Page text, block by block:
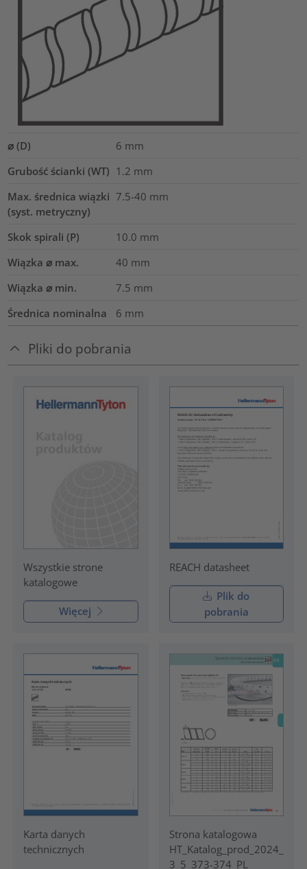
⌀ (D) 6 mm
Grubość ścianki (WT) 1.2 mm
Max. średnica wiązki
(syst. metryczny)
7.5-40 mm
Skok spirali (P) 10.0 mm
Wiązka ⌀ max.
40 mm
Wiązka ⌀ min.
7.5 mm
Średnica nominalna
6 mm
Pliki do pobrania
Wszystkie strone
katalogowe
Więcej
REACH datasheet
Plik do
pobrania
Karta danych
technicznych
Strona katalogowa
HT_Katalog_prod_2024_
3_5_373-374_PL